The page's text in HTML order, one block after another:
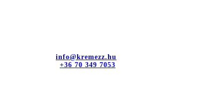
info@kremezz.hu
+36 70 349 7053